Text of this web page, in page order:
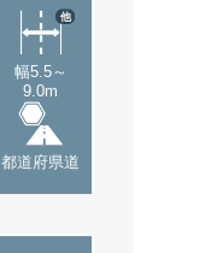
幅5.5～
9.0m
他
都道府県道